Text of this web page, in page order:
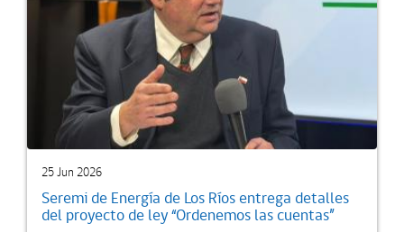
25 Jun 2026
Seremi de Energía de Los Ríos entrega detalles
del proyecto de ley “Ordenemos las cuentas”